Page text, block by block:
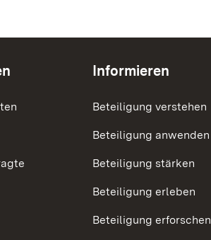
Informieren
Beteiligung verstehen
Beteiligung anwenden
Beteiligung stärken
Beteiligung erleben
Beteiligung erforschen